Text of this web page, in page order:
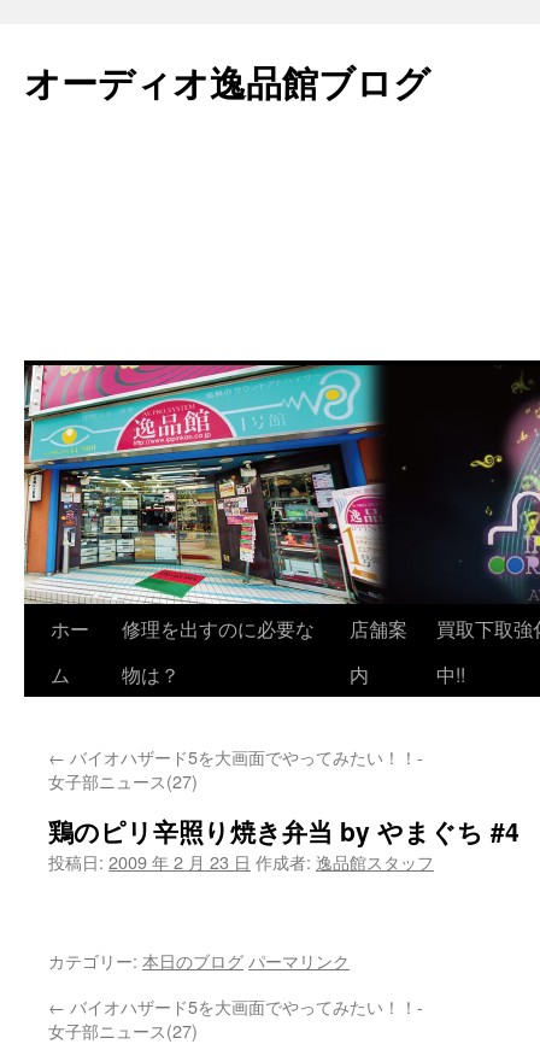
テ
ン
オーディオ逸品館ブログ
ホー
ム
修理を出すのに必要な
物は？
店舗案
内
買取下取強
中!!
← バイオハザード5を大画面でやってみたい！！-
女子部ニュース(27)
鶏のピリ辛照り焼き弁当 by やまぐち #4
投稿日: 2009 年 2 月 23 日 作成者: 逸品館スタッフ
カテゴリー: 本日のブログ パーマリンク
← バイオハザード5を大画面でやってみたい！！-
女子部ニュース(27)